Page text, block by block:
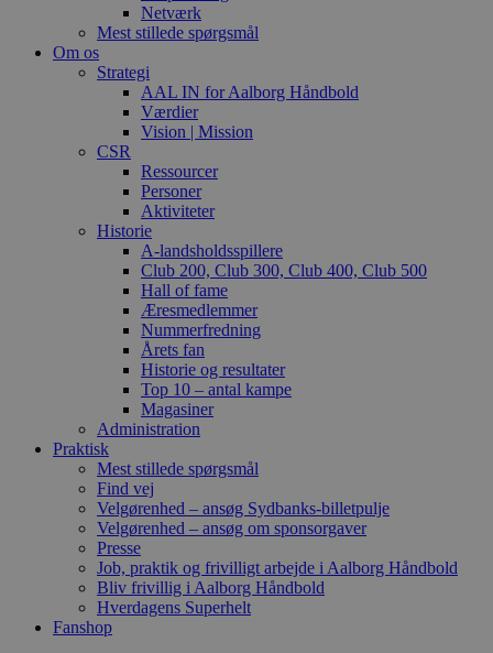
Netværk
Mest stillede spørgsmål
Om os
Strategi
AAL IN for Aalborg Håndbold
Værdier
Vision | Mission
CSR
Ressourcer
Personer
Aktiviteter
Historie
A-landsholdsspillere
Club 200, Club 300, Club 400, Club 500
Hall of fame
Æresmedlemmer
Nummerfredning
Årets fan
Historie og resultater
Top 10 – antal kampe
Magasiner
Administration
Praktisk
Mest stillede spørgsmål
Find vej
Velgørenhed – ansøg Sydbanks-billetpulje
Velgørenhed – ansøg om sponsorgaver
Presse
Job, praktik og frivilligt arbejde i Aalborg Håndbold
Bliv frivillig i Aalborg Håndbold
Hverdagens Superhelt
Fanshop